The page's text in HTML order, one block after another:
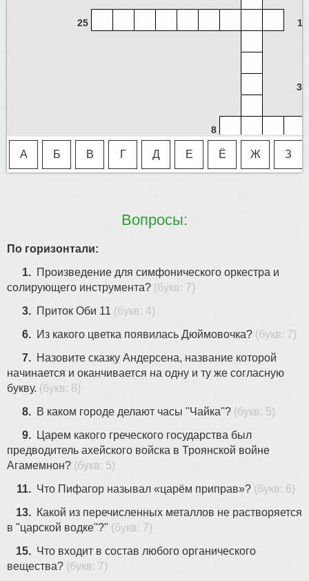
А Б В Г Д Е Ё Ж З
25 1
3
8
14
Вопросы:
По горизонтали:
1. Произведение для симфонического оркестра и
солирующего инструмента? (букв: 7)
3. Приток Оби 11 (букв: 4)
6. Из какого цветка появилась Дюймовочка? (букв: 7)
7. Назовите сказку Андерсена, название которой
начинается и оканчивается на одну и ту же согласную
букву. (букв: 8)
8. В каком городе делают часы ''Чайка''? (букв: 5)
9.
Царем какого греческого государства был
предводитель ахейского войска в Троянской войне
Агамемнон? (букв: 5)
11. Что Пифагор называл «царём приправ»? (букв: 6)
13. Какой из перечисленных металлов не растворяется
в "царской водке"?" (букв: 7)
15. Что входит в состав любого органического
вещества? (букв: 7)